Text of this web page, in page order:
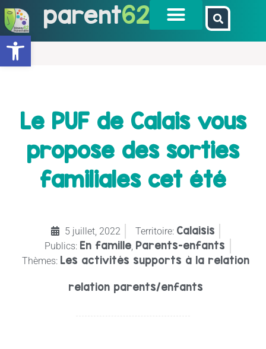
Ouvrir la barre d’outils
parent62
Le PUF de Calais vous
propose des sorties
familiales cet été
5 juillet, 2022 Territoire: Calaisis
Publics: En famille Parents-enfants
Thèmes: Les activités supports à la relation
relation parents/enfants